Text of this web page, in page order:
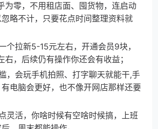
为零，不用租店面、囤货物，连启动
略不计，只要花点时间整理资料就
个拉新5-15元左右，开通会员9块，
，后续仍有操作你还会有收益；
，会玩手机拍照、打字聊天就能干,手
电脑会更好，也不像开网店那样还要
灵活，你啥时候有空啥时候搞，上班